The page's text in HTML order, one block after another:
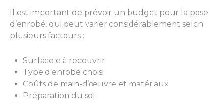
Il est important de prévoir un budget pour la pose
d’enrobé, qui peut varier considérablement selon
plusieurs facteurs :
Surface e à recouvrir
Type d’enrobé choisi
Coûts de main-d’œuvre et matériaux
Préparation du sol